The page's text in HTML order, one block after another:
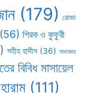
(179) রোজা
শিরক ও কুফুরী
সহীহ হাদীস (36) সাদাকাহ
বিবিধ মাসায়েল
(111)